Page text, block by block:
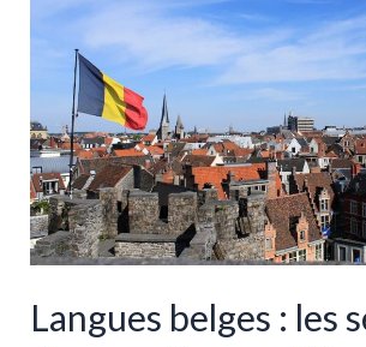
attentif
sur
les
meilleures
écoles
du
Langues belges : les